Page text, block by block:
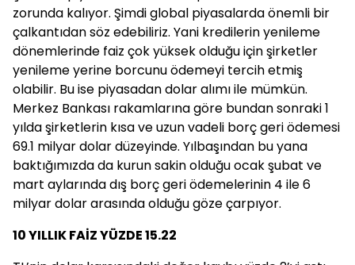
zorunda kalıyor. Şimdi global piyasalarda önemli bir
çalkantıdan söz edebiliriz. Yani kredilerin yenileme
dönemlerinde faiz çok yüksek olduğu için şirketler
yenileme yerine borcunu ödemeyi tercih etmiş
olabilir. Bu ise piyasadan dolar alımı ile mümkün.
Merkez Bankası rakamlarına göre bundan sonraki 1
yılda şirketlerin kısa ve uzun vadeli borç geri ödemesi
69.1 milyar dolar düzeyinde. Yılbaşından bu yana
baktığımızda da kurun sakin olduğu ocak şubat ve
mart aylarında dış borç geri ödemelerinin 4 ile 6
milyar dolar arasında olduğu göze çarpıyor.
10 YILLIK FAİZ YÜZDE 15.22